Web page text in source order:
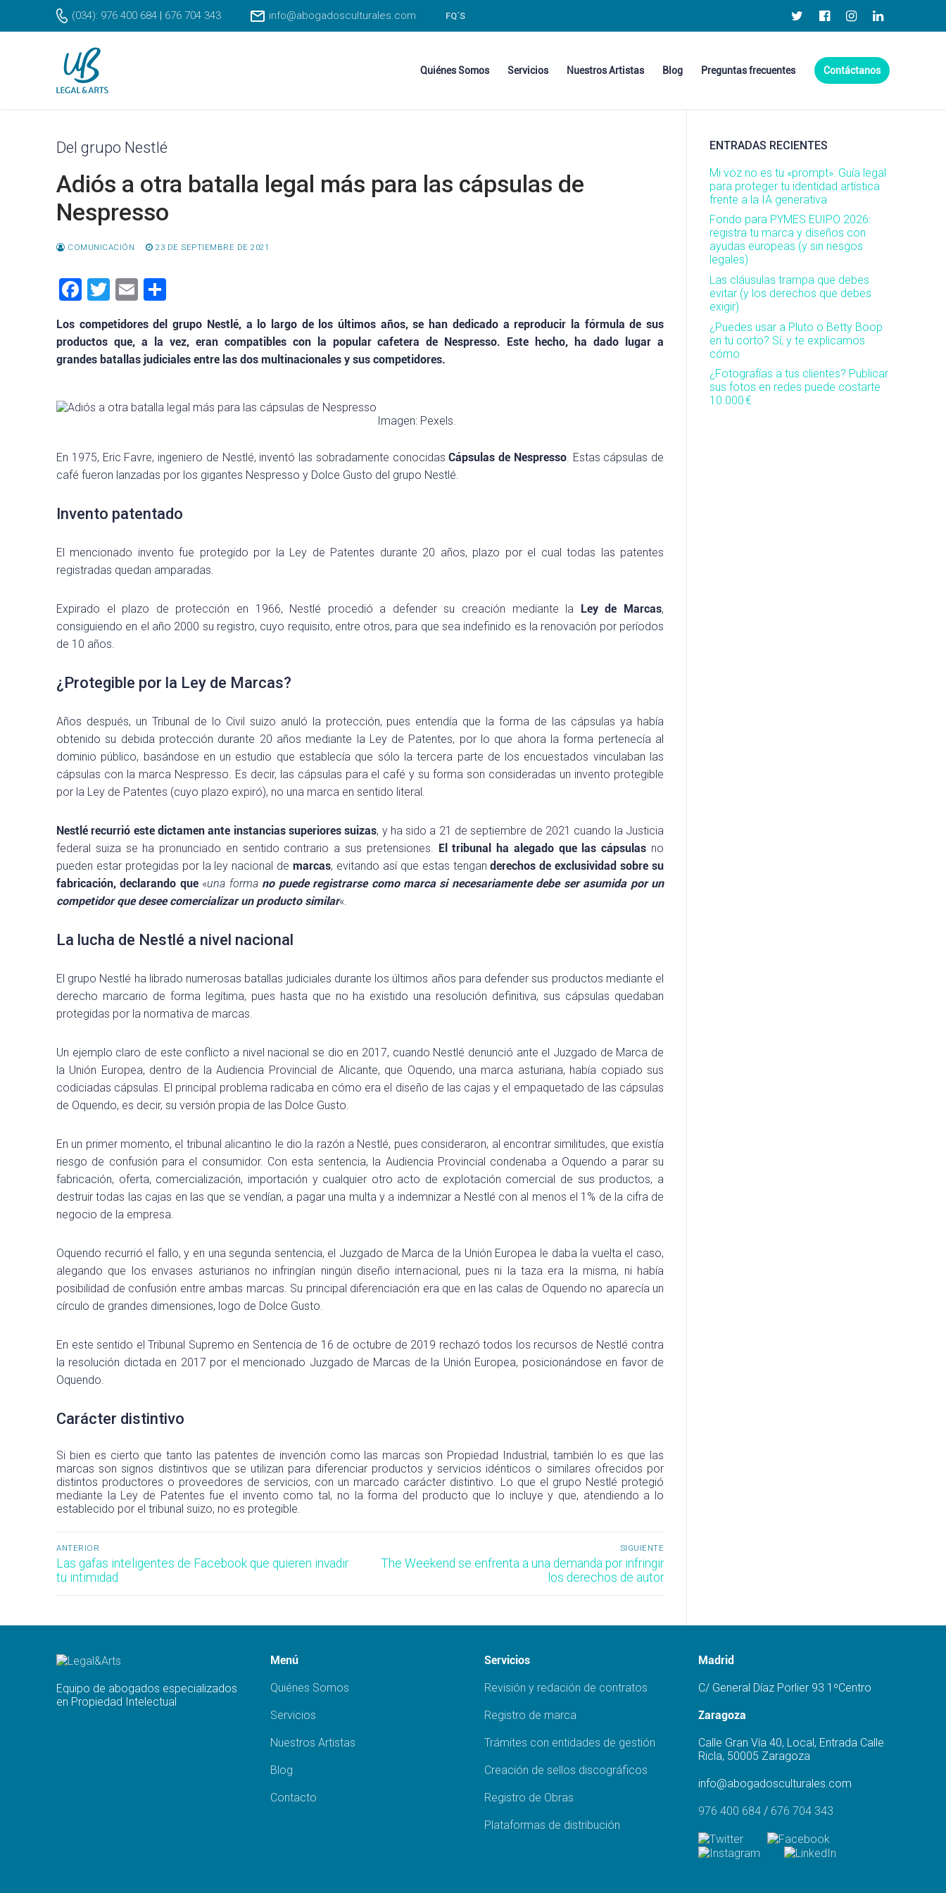
contenido
(034): 976 400 684 | 676 704 343 info@abogadosculturales.com FQ´S
Quiénes Somos Servicios Nuestros Artistas Blog Preguntas frecuentes Contáctanos
Del grupo Nestlé
Adiós a otra batalla legal más para las cápsulas de
Nespresso
COMUNICACIÓN 23 DE SEPTIEMBRE DE 2021
Facebook
TwitterEmail
Los competidores del grupo Nestlé, a lo largo de los últimos años, se han dedicado a reproducir la fórmula de sus
productos que, a la vez, eran compatibles con la popular cafetera de Nespresso. Este hecho, ha dado lugar a
grandes batallas judiciales entre las dos multinacionales y sus competidores.
Imagen: Pexels.
En 1975, Eric Favre, ingeniero de Nestlé, inventó las sobradamente conocidasCápsulas de Nespresso. Estas cápsulas de
café fueron lanzadas por los gigantes Nespresso y Dolce Gusto del grupo Nestlé.
Invento patentado
El mencionado invento fue protegido por la Ley de Patentes durante 20 años, plazo por el cual todas las patentes
registradas quedan amparadas.
Expirado el plazo de protección en 1966, Nestlé procedió a defender su creación mediante la Ley de Marcas,
consiguiendo en el año 2000 su registro, cuyo requisito, entre otros, para que sea indefinido es la renovación por períodos
de 10 años.
¿Protegible por la Ley de Marcas?
Años después, un Tribunal de lo Civil suizo anuló la protección, pues entendía que la forma de las cápsulas ya había
obtenido su debida protección durante 20 años mediante la Ley de Patentes, por lo que ahora la forma pertenecía al
dominio público, basándose en un estudio que establecía que sólo la tercera parte de los encuestados vinculaban las
cápsulas con la marca Nespresso. Es decir, las cápsulas para el café y su forma son consideradas un invento protegible
por la Ley de Patentes (cuyo plazo expiró), no una marca en sentido literal.
Nestlé recurrió este dictamen ante instancias superiores suizas, y ha sido a 21 de septiembre de 2021 cuando la Justicia
federal suiza se ha pronunciado en sentido contrario a sus pretensiones. El tribunal ha alegado que las cápsulas no
pueden estar protegidas por la ley nacional demarcas, evitando así que estas tengan derechos de exclusividad sobre su
fabricación, declarando que «una formano puede registrarse como marca si necesariamente debe ser asumida por un
competidor que desee comercializar un producto similar«.
La lucha de Nestlé a nivel nacional
El grupo Nestlé ha librado numerosas batallas judiciales durante los últimos años para defender sus productos mediante el
derecho marcario de forma legítima, pues hasta que no ha existido una resolución definitiva, sus cápsulas quedaban
protegidas por la normativa de marcas.
Un ejemplo claro de este conflicto a nivel nacional se dio en 2017, cuando Nestlé denunció ante el Juzgado de Marca de
la Unión Europea, dentro de la Audiencia Provincial de Alicante, que Oquendo, una marca asturiana, había copiado sus
codiciadas cápsulas. El principal problema radicaba en cómo era el diseño de las cajas y el empaquetado de las cápsulas
de Oquendo, es decir, su versión propia de las Dolce Gusto.
En un primer momento, el tribunal alicantino le dio la razón a Nestlé, pues consideraron, al encontrar similitudes, que existía
riesgo de confusión para el consumidor. Con esta sentencia, la Audiencia Provincial condenaba a Oquendo a parar su
fabricación, oferta, comercialización, importación y cualquier otro acto de explotación comercial de sus productos, a
destruir todas las cajas en las que se vendían, a pagar una multa y a indemnizar a Nestlé con al menos el 1% de la cifra de
negocio de la empresa.
Oquendo recurrió el fallo, y en una segunda sentencia, el Juzgado de Marca de la Unión Europea le daba la vuelta el caso,
alegando que los envases asturianos no infringían ningún diseño internacional, pues ni la taza era la misma, ni había
posibilidad de confusión entre ambas marcas. Su principal diferenciación era que en las calas de Oquendo no aparecía un
círculo de grandes dimensiones, logo de Dolce Gusto.
En este sentido el Tribunal Supremo en Sentencia de 16 de octubre de 2019 rechazó todos los recursos de Nestlé contra
la resolución dictada en 2017 por el mencionado Juzgado de Marcas de la Unión Europea, posicionándose en favor de
Oquendo.
Carácter distintivo
Si bien es cierto que tanto las patentes de invención como las marcas son Propiedad Industrial, también lo es que las
marcas son signos distintivos que se utilizan para diferenciar productos y servicios idénticos o similares ofrecidos por
distintos productores o proveedores de servicios, con un marcado carácter distintivo. Lo que el grupo Nestlé protegió
mediante la Ley de Patentes fue el invento como tal, no la forma del producto que lo incluye y que, atendiendo a lo
establecido por el tribunal suizo, no es protegible.
Navegación
de
ANTERIOR
Entrada
anterior:
Las gafas inteligentes de Facebook que quieren invadir
tu intimidad
SIGUIENTE
Entrada
The Weekend se enfrenta a una demanda por infringir
los derechos de autor
ENTRADAS RECIENTES
Mi voz no es tu «prompt»: Guía legal
para proteger tu identidad artística
frente a la IA generativa
Fondo para PYMES EUIPO 2026:
registra tu marca y diseños con
ayudas europeas (y sin riesgos
legales)
Las cláusulas trampa que debes
evitar (y los derechos que debes
exigir)
¿Puedes usar a Pluto o Betty Boop
en tu corto? Sí, y te explicamos
cómo
¿Fotografías a tus clientes? Publicar
sus fotos en redes puede costarte
10.000 €
Equipo de abogados especializados
en Propiedad Intelectual
Menú
Quiénes Somos
Servicios
Nuestros Artistas
Blog
Contacto
Servicios
Revisión y redación de contratos
Registro de marca
Trámites con entidades de gestión
Creación de sellos discográficos
Registro de Obras
Plataformas de distribución
Madrid
C/ General Díaz Porlier 93 1ºCentro
Zaragoza
Calle Gran Vía 40, Local, Entrada Calle
Ricla, 50005 Zaragoza
info@abogadosculturales.com
976 400 684 / 676 704 343